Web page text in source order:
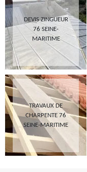
DEVIS ZINGUEUR
76 SEINE-
MARITIME
TRAVAUX DE
CHARPENTE 76
SEINE-MARITIME